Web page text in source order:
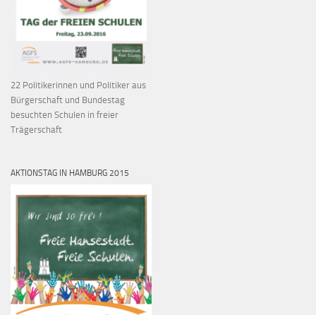
22 Politikerinnen und Politiker aus
Bürgerschaft und Bundestag
besuchten Schulen in freier
Trägerschaft
AKTIONSTAG IN HAMBURG 2015